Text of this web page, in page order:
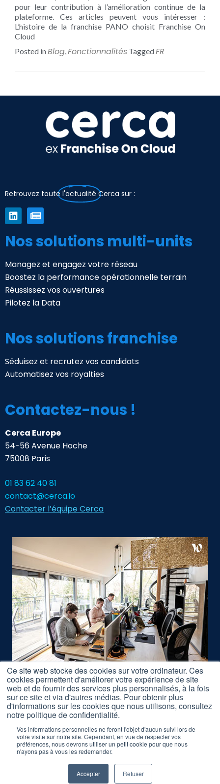
Ce site web stocke des cookies sur votre ordinateur. Ces
cookies permettent d'améliorer votre expérience de site
web et de fournir des services plus personnalisés, à la fois
sur ce site et via d'autres médias. Pour obtenir plus
d'informations sur les cookies que nous utilisons, consultez
notre politique de confidentialité.
Vos informations personnelles ne feront l'objet d'aucun suivi lors de
votre visite sur notre site. Cependant, en vue de respecter vos
préférences, nous devrons utiliser un petit cookie pour que nous
n'ayons pas à vous les redemander.
Accepter Refuser
pour leur contribution à l’amélioration continue de la
plateforme. Ces articles peuvent vous intéresser :
L’histoire de la franchise PANO choisit Franchise On
Cloud
Posted inBlog,Fonctionnalités TaggedFR
Retrouvez toute l'actualité Cerca sur :
Nos solutions multi-units
Managez et engagez votre réseau
Boostez la performance opérationnelle terrain
Réussissez vos ouvertures
Pilotez la Data
Nos solutions franchise
Séduisez et recrutez vos candidats
Automatisez vos royalties
Contactez-nous !
Cerca Europe
54-56 Avenue Hoche
75008 Paris
01 83 62 40 81
contact@cerca.io
Contacter l’équipe Cerca
Nous rejoindre
Accès Formations
Nos Partenaires
Mentions légales
Réclamation Formations